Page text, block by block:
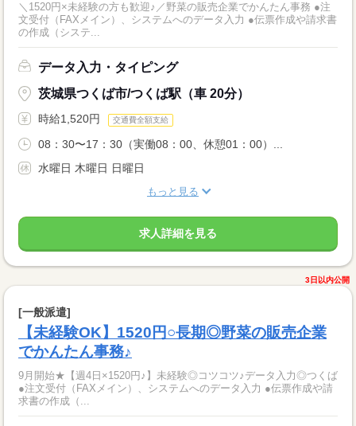
＼1520円×未経験の方も歓迎♪／野菜の販売企業でかんたん事務 ●注
文受付（FAXメイン）、システムへのデータ入力 ●伝票作成や請求書
の作成（システ...
データ入力・タイピング
茨城県つくば市/つくば駅（車 20分）
時給1,520円 交通費全額支給
08：30〜17：30（実働08：00、休憩01：00）...
水曜日 木曜日 日曜日
もっと見る
求人詳細を見る
3日以内公開
[一般派遣]
【未経験OK】1520円○長期◎野菜の販売企業
でかんたん事務♪
9月開始★【週4日×1520円♪】未経験◎コツコツ♪データ入力◎つくば
●注文受付（FAXメイン）、システムへのデータ入力 ●伝票作成や請
求書の作成（...